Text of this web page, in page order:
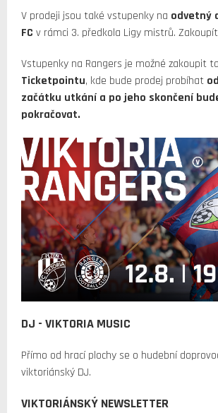
V prodeji jsou také vstupenky na odvetný
FC v rámci 3. předkola Ligy mistrů.
Vstupenky na Rangers je možné zakoupit
Ticketpointu, kde bude prodej probíhat
začátku utkání a po jeho skončení
pokračovat.
DJ - VIKTORIA MUSIC
Přímo od hrací plochy se o hudební
viktoriánský DJ.
VIKTORIÁNSKÝ NEWSLETTER